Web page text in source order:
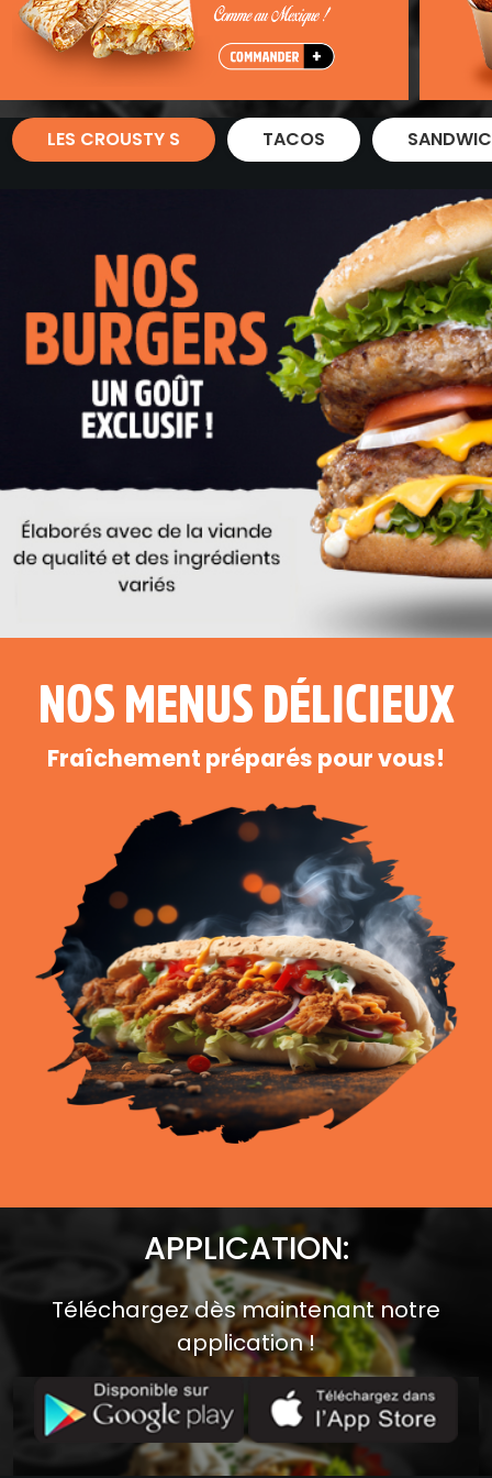
Zones de Livraison
LES CROUSTY S TACOS
NOS MENUS DÉLICIEUX
Fraîchement préparés pour vous!
APPLICATION:
Téléchargez dès maintenant notre
application !